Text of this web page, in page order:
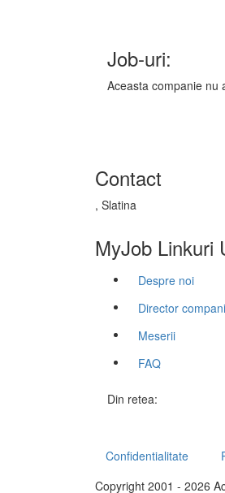
Job-uri:
Aceasta companie nu
Contact
, Slatina
MyJob Linkuri
Despre noi
Director
Meserii
FAQ
Din retea:
Confidentialitate
Copyright 2001 - 2026